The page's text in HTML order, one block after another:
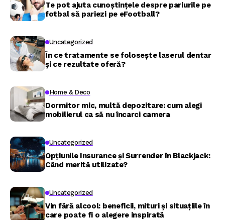
Te pot ajuta cunoștințele despre pariurile pe
fotbal să pariezi pe eFootball?
Uncategorized
În ce tratamente se folosește laserul dentar
și ce rezultate oferă?
Home & Deco
Dormitor mic, multă depozitare: cum alegi
mobilierul ca să nu încarci camera
Uncategorized
Opțiunile Insurance și Surrender în Blackjack:
Când merită utilizate?
Uncategorized
Vin fără alcool: beneficii, mituri și situațiile în
care poate fi o alegere inspirată